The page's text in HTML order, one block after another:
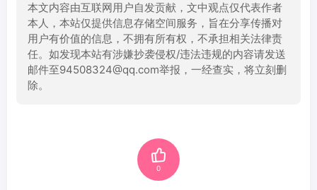
本文内容由互联网用户自发贡献，文中观点仅代表作者
本人，本站仅提供信息存储空间服务，旨在分享传播对
用户有价值的信息，不拥有所有权，不承担相关法律责
任。如发现本站有涉嫌抄袭侵权/违法违规的内容请发送
邮件至94508324@qq.com举报，一经查实，将立刻删
除。
0